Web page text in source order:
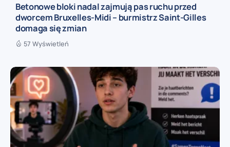
Betonowe bloki nadal zajmują pas ruchu przed
dworcem Bruxelles-Midi – burmistrz Saint-Gilles
domaga się zmian
57 Wyświetleń